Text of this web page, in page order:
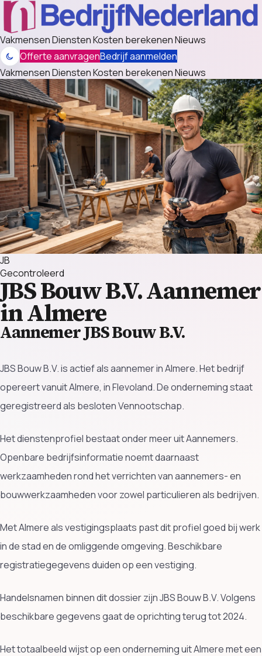
VakmensenDienstenKosten berekenenNieuws
Offerte aanvragenBedrijf aanmelden
VakmensenDienstenKosten berekenenNieuws
JB
Gecontroleerd
JBS Bouw B.V.Aannemer
in Almere
Aannemer JBS Bouw B.V.
JBS Bouw B.V. is actief als aannemer in Almere. Het bedrijf
opereert vanuit Almere, in Flevoland. De onderneming staat
geregistreerd als besloten Vennootschap.
Het dienstenprofiel bestaat onder meer uit Aannemers.
Openbare bedrijfsinformatie noemt daarnaast
werkzaamheden rond het verrichten van aannemers- en
bouwwerkzaamheden voor zowel particulieren als bedrijven.
Met Almere als vestigingsplaats past dit profiel goed bij werk
in de stad en de omliggende omgeving. Beschikbare
registratiegegevens duiden op een vestiging.
Handelsnamen binnen dit dossier zijn JBS Bouw B.V. Volgens
beschikbare gegevens gaat de oprichting terug tot 2024.
Het totaalbeeld wijst op een onderneming uit Almere met een